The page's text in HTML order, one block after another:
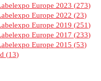
Europe 2023
273
Europe 2022
23
Europe 2019
251
Europe 2017
233
Europe 2015
53
13